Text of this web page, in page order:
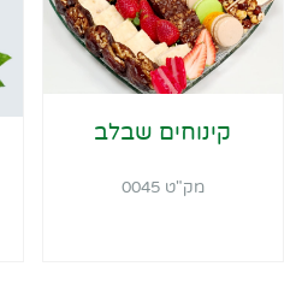
קינוחים שבלב
מק"ט 0045